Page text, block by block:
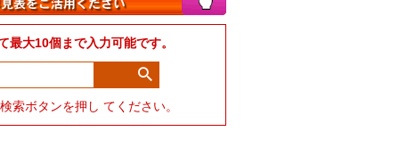
大10個まで入力可能です。
索ボタンを押し てください。